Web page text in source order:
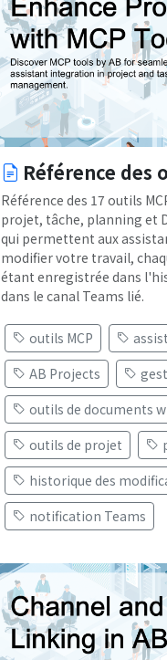
Référence des
Référence des 17 outils
projet, tâche, planning et
qui permettent aux
modifier votre travail,
étant enregistrée dans
dans le canal Teams lié.
outils MCP
AB Projects
outils de documents
outils de projet
historique des
notification Teams